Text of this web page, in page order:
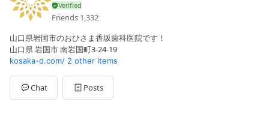
Friends 1,332
山口県岩国市のおひさま香坂歯科医院です！
山口県 岩国市 南岩国町3-24-19
kosaka-d.com/ 2 other items
Chat Posts